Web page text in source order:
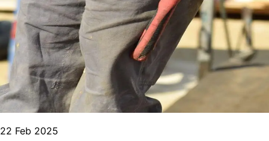
22 Feb 2025